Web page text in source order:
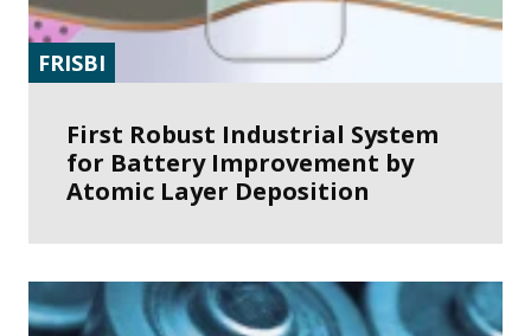
FRISBI
First Robust Industrial System
for Battery Improvement by
Atomic Layer Deposition